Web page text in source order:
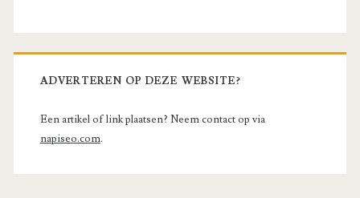
ADVERTEREN OP DEZE WEBSITE?
Een artikel of link plaatsen? Neem contact op via
napiseo.com.